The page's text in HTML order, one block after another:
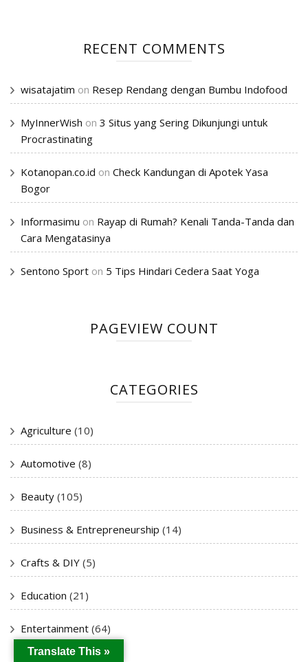
RECENT COMMENTS
wisatajatim on Resep Rendang dengan Bumbu Indofood
MyInnerWish on 3 Situs yang Sering Dikunjungi untuk
Procrastinating
Kotanopan.co.id on Check Kandungan di Apotek Yasa
Bogor
Informasimu on Rayap di Rumah? Kenali Tanda-Tanda dan
Cara Mengatasinya
Sentono Sport on 5 Tips Hindari Cedera Saat Yoga
PAGEVIEW COUNT
CATEGORIES
Agriculture (10)
Automotive (8)
Beauty (105)
Business & Entrepreneurship (14)
Crafts & DIY (5)
Education (21)
Entertainment (64)
Books(7)
Translate This »